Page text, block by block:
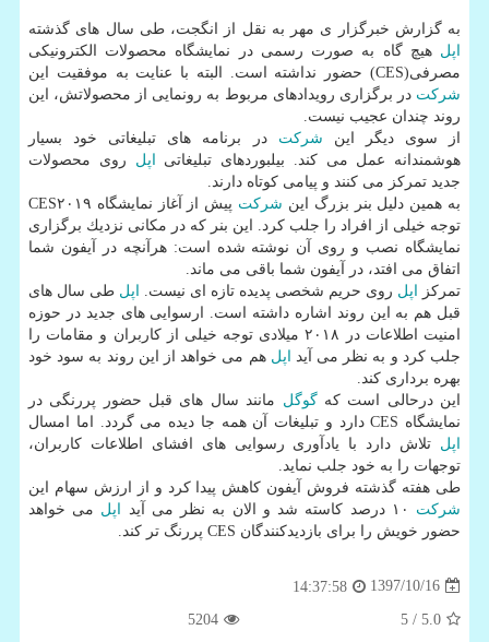
به گزارش خبرگزار ی مهر به نقل از انگجت، طی سال های گذشته
اپل هیچ گاه به صورت رسمی در نمایشگاه محصولات الكترونیكی
مصرفی(CES) حضور نداشته است. البته با عنایت به موفقیت این
شركت در برگزاری رویدادهای مربوط به رونمایی از محصولاتش، این
روند چندان عجیب نیست.
از سوی دیگر این شركت در برنامه های تبلیغاتی خود بسیار
هوشمندانه عمل می كند. بیلبوردهای تبلیغاتی
اپل روی محصولات
جدید تمركز می كنند و پیامی كوتاه دارند.
به همین دلیل بنر بزرگ این شركت
پیش از آغاز نمایشگاه CES۲۰۱۹
توجه خیلی از افراد را جلب كرد. این بنر كه در مكانی نزدیك برگزاری
نمایشگاه نصب و روی آن نوشته شده است: هرآنچه در آیفون شما
اتفاق می افتد، در آیفون شما باقی می ماند.
تمركز
اپل روی حریم شخصی پدیده تازه ای نیست. اپل طی سال های
قبل هم به این روند اشاره داشته است. ارسوایی های جدید در حوزه
امنیت اطلاعات در ۲۰۱۸ میلادی توجه خیلی از كاربران و مقامات را
جلب كرد و به نظر می آید اپل هم می خواهد از این روند به سود خود
بهره برداری كند.
این درحالی است كهگوگل مانند سال های قبل حضور پررنگی در
نمایشگاه CES دارد و تبلیغات آن همه جا دیده می گردد. اما امسال
اپل تلاش دارد با یادآوری رسوایی های افشای اطلاعات كاربران،
توجهات را به خود جلب نماید.
طی هفته گذشته فروش آیفون كاهش پیدا كرد و از ارزش سهام این
شركت
اپل می خواهد
حضور خویش را برای بازدیدكنندگان CES پررنگ تر كند.
1397/10/16
14:37:58
5.0
/ 5
5204